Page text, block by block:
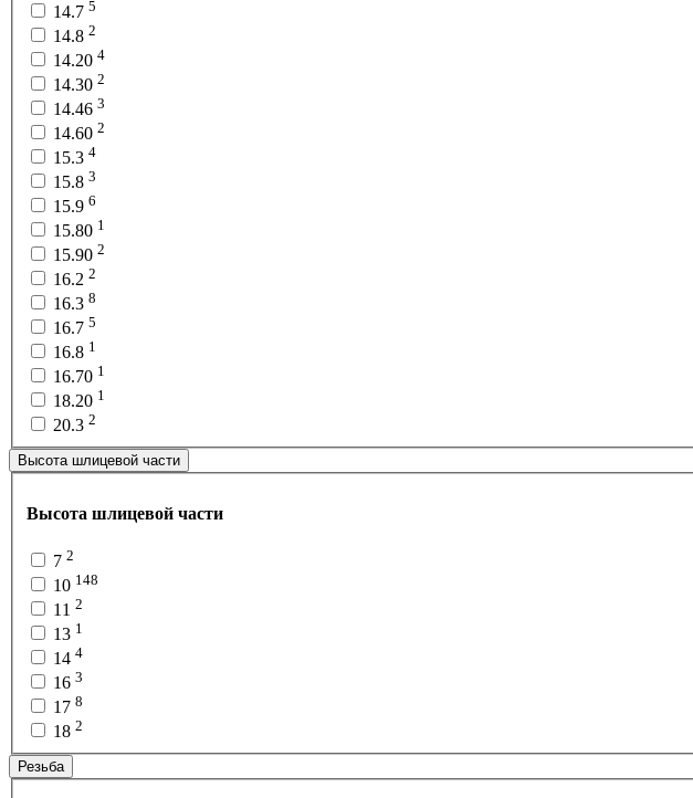
14.7 5
14.8 2
14.20 4
14.30 2
14.46 3
14.60 2
15.3 4
15.8 3
15.9 6
15.80 1
15.90 2
16.2 2
16.3 8
16.7 5
16.8 1
16.70 1
18.20 1
20.3 2
Высота шлицевой части
Высота шлицевой части
7 2
10 148
11 2
13 1
14 4
16 3
17 8
18 2
Резьба